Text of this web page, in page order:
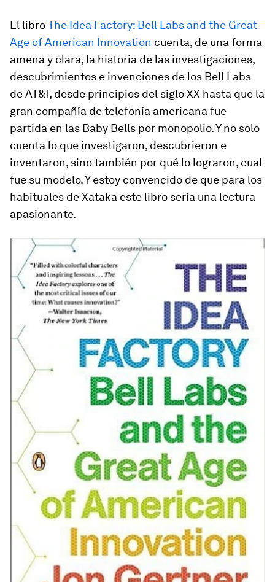
El libroThe Idea Factory: Bell Labs and the Great
Age of American Innovation cuenta, de una forma
amena y clara, la historia de las investigaciones,
descubrimientos e invenciones de los Bell Labs
de AT&T, desde principios del siglo XX hasta que la
gran compañía de telefonía americana fue
partida en las Baby Bells por monopolio. Y no solo
cuenta lo que investigaron, descubrieron e
inventaron, sino también por qué lo lograron, cual
fue su modelo. Y estoy convencido de que para los
habituales de Xataka este libro sería una lectura
apasionante.